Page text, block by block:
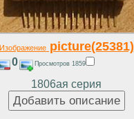
Изображениеpicture(25381)
0 Просмотров 1859
1806ая серия